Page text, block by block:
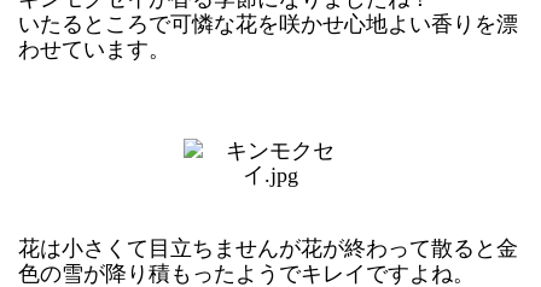
いたるところで可憐な花を咲かせ心地よい香りを漂
わせています。
花は小さくて目立ちませんが花が終わって散ると 金
色の雪が降り積もったようでキレイですよね。